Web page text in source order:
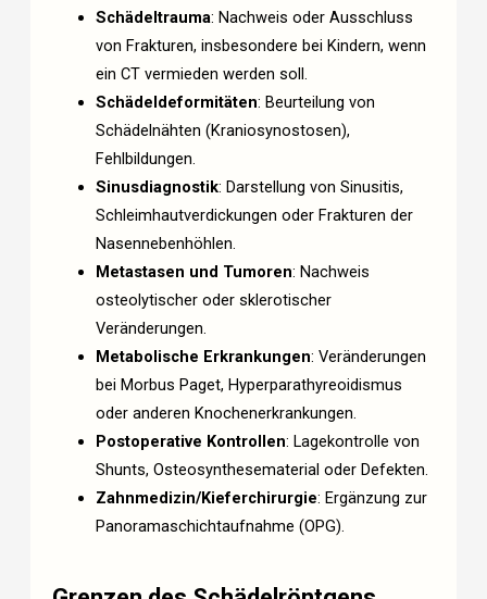
Schädeltrauma: Nachweis oder Ausschluss
von Frakturen, insbesondere bei Kindern, wenn
ein CT vermieden werden soll.
Schädeldeformitäten: Beurteilung von
Schädelnähten (Kraniosynostosen),
Fehlbildungen.
Sinusdiagnostik: Darstellung von Sinusitis,
Schleimhautverdickungen oder Frakturen der
Nasennebenhöhlen.
Metastasen und Tumoren: Nachweis
osteolytischer oder sklerotischer
Veränderungen.
Metabolische Erkrankungen: Veränderungen
bei Morbus Paget, Hyperparathyreoidismus
oder anderen Knochenerkrankungen.
Postoperative Kontrollen: Lagekontrolle von
Shunts, Osteosynthesematerial oder Defekten.
Zahnmedizin/Kieferchirurgie: Ergänzung zur
Panoramaschichtaufnahme (OPG).